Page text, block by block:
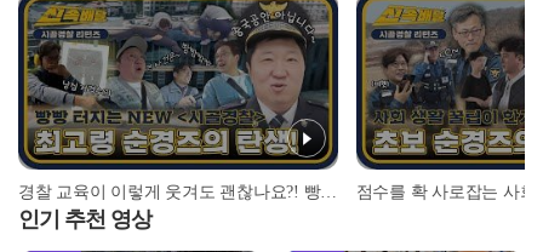
경찰 교육이 이렇게 웃겨도 괜찮나요?! 빵빵 터지는 NEW✨ ＜시골경찰리턴즈＞ l #시골경찰신속배달 l #시골경찰리턴즈 l #MBCevery1 l EP.01
인기 추천 영상